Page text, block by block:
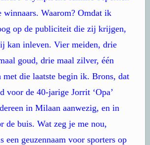
winnaars. Waarom? Omdat ik
op de publiciteit die zij krijgen,
kan inleven. Vier meiden, drie
goud, drie maal zilver, één
met die laatste begin ik. Brons, dat
voor de 40-jarige Jorrit ‘Opa’
in Milaan aanwezig, en in
de buis. Wat zeg je me nou,
een geuzennaam voor sporters op